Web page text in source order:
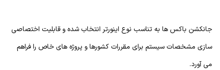
جانکشن باکس ها به تناسب نوع اینورتر انتخاب شده و قابلیت اختصاصی
سازی مشخصات سیستم برای مقررات کشورها و پروژه های خاص را فراهم
می آورد.